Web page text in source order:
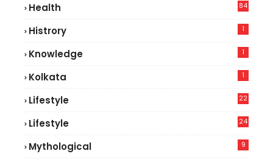
Health
84
Histrory 1
Knowledge 1
Kolkata 1
Lifestyle
22
Lifestyle
24
Mythological 9